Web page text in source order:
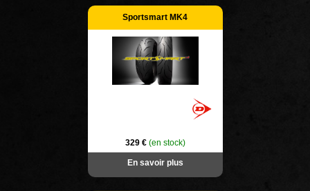
Sportsmart MK4
329 € (en stock)
En savoir plus